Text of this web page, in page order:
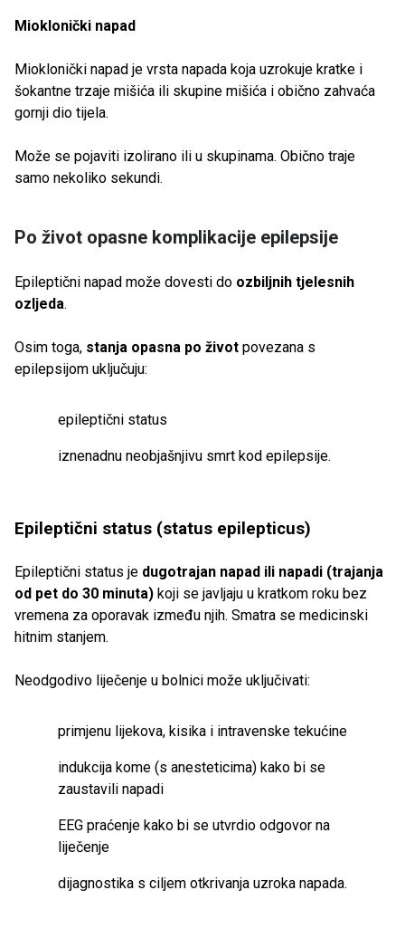
Mioklonički napad
Mioklonički napad je vrsta napada koja uzrokuje kratke i
šokantne trzaje mišića ili skupine mišića i obično zahvaća
gornji dio tijela.
Može se pojaviti izolirano ili u skupinama. Obično traje
samo nekoliko sekundi.
Po život opasne komplikacije epilepsije
Epileptični napad može dovesti do ozbiljnih tjelesnih
ozljeda.
Osim toga, stanja opasna po život povezana s
epilepsijom uključuju:
epileptični status
iznenadnu neobjašnjivu smrt kod epilepsije.
Epileptični status (status epilepticus)
Epileptični status je dugotrajan napad ili napadi (trajanja
od pet do 30 minuta) koji se javljaju u kratkom roku bez
vremena za oporavak između njih. Smatra se medicinski
hitnim stanjem.
Neodgodivo liječenje u bolnici može uključivati:
primjenu lijekova, kisika i intravenske tekućine
indukcija kome (s anesteticima) kako bi se
zaustavili napadi
EEG praćenje kako bi se utvrdio odgovor na
liječenje
dijagnostika s ciljem otkrivanja uzroka napada.